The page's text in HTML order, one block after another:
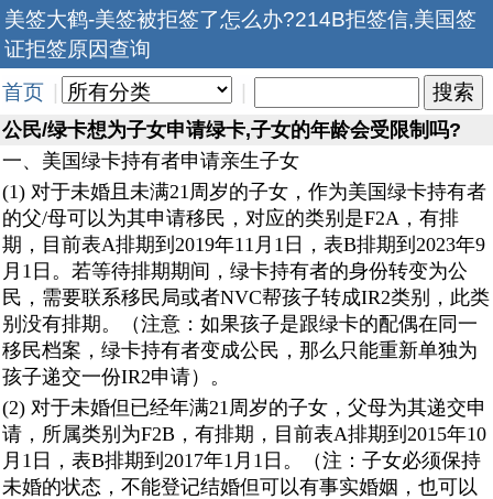
美签大鹤-美签被拒签了怎么办?214B拒签信,美国签
证拒签原因查询
首页
公民/绿卡想为子女申请绿卡,子女的年龄会受限制吗?
一、美国绿卡持有者申请亲生子女
(1) 对于未婚且未满21周岁的子女，作为美国绿卡持有者
的父/母可以为其申请移民，对应的类别是F2A，有排
期，目前表A排期到2019年11月1日，表B排期到2023年9
月1日。若等待排期期间，绿卡持有者的身份转变为公
民，需要联系移民局或者NVC帮孩子转成IR2类别，此类
别没有排期。（注意：如果孩子是跟绿卡的配偶在同一
移民档案，绿卡持有者变成公民，那么只能重新单独为
孩子递交一份IR2申请）。
(2) 对于未婚但已经年满21周岁的子女，父母为其递交申
请，所属类别为F2B，有排期，目前表A排期到2015年10
月1日，表B排期到2017年1月1日。（注：子女必须保持
未婚的状态，不能登记结婚但可以有事实婚姻，也可以